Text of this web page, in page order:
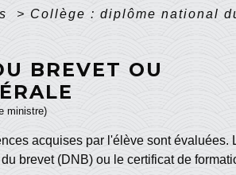
> Collège : diplôme national
BREVET OU
ministre)
acquises par l'élève sont évaluées.
brevet (DNB) ou le certificat de